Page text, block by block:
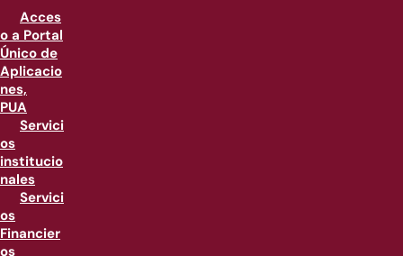
Acces
o a Portal
Único de
Aplicacio
nes,
PUA
Servici
os
institucio
nales
Servici
os
Financier
os